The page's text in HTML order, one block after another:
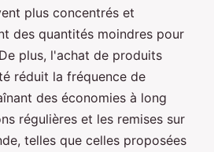
plus concentrés et
des quantités moindres pour
plus, l'achat de produits
réduit la fréquence de
des économies à long
régulières et les remises sur
telles que celles proposées